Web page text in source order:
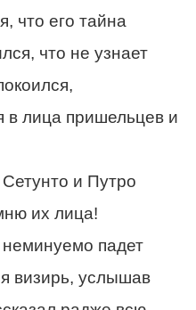
что его тайна
что не узнает
в лица пришельцев и
и Путро
их лица!
падет
визирь, услышав